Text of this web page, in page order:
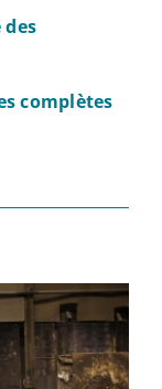
complètes